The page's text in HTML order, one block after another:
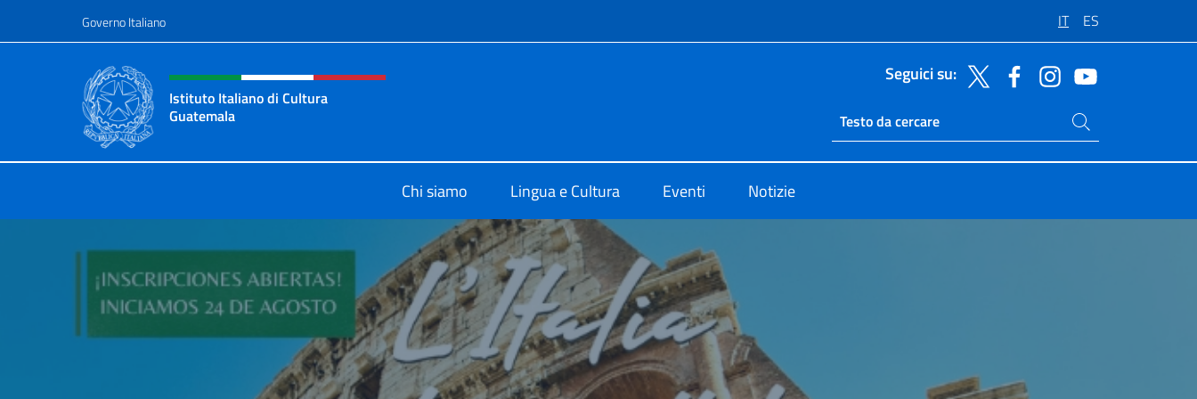
Governo Italiano IT ES
Intestazione sito, social e menù
Istituto Italiano di Cultura
Guatemala
Seguici su:
Ricerca sito live
Cerca nel sito
Chi siamo Lingua e Cultura Eventi Notizie